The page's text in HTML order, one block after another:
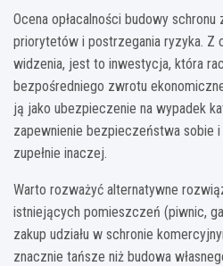
Ocena opłacalności budowy
priorytetów i postrzegania ryzyka. Z
widzenia, jest to inwestycja, która
bezpośredniego zwrotu
ją jako ubezpieczenie na wypadek
zapewnienie bezpieczeństwa sobie
zupełnie inaczej.
Warto rozważyć alternatywne
istniejących pomieszczeń (piwnic,
zakup udziału w schronie
znacznie tańsze niż budowa